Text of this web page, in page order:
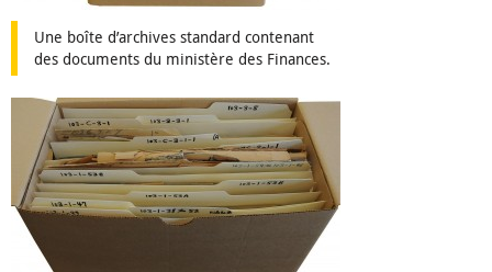
Une boîte d’archives standard contenant
des documents du ministère des Finances.